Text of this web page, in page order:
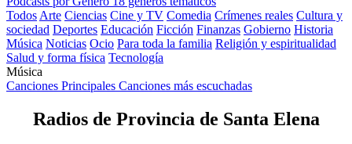
Todos Arte Ciencias Cine y TV Comedia Crímenes reales Cultura y
sociedad Deportes Educación Ficción Finanzas Gobierno Historia
Música Noticias Ocio Para toda la familia Religión y espiritualidad
Salud y forma física Tecnología
Música
Canciones Principales Canciones más escuchadas
Radios de Provincia de Santa Elena